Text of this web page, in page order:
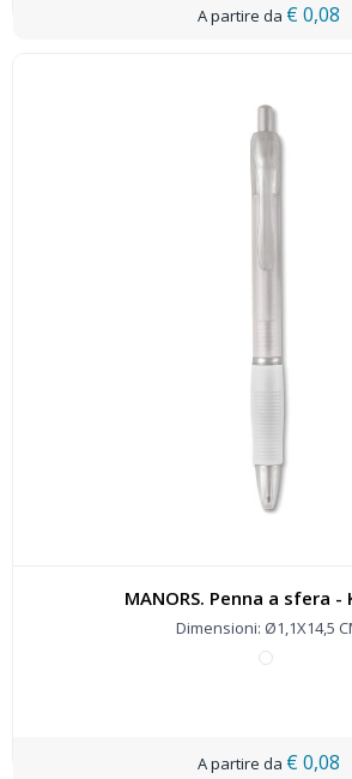
€ 0,08
MANORS. Penna a sfera -
Dimensioni: Ø1,1X14,5
€ 0,08